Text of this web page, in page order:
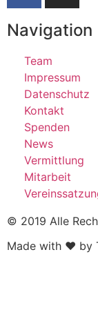
Navigation
Team
Impressum
Datenschutz
Kontakt
Spenden
News
Vermittlung
Mitarbeit
© 2019 Alle
Made with ❤ by